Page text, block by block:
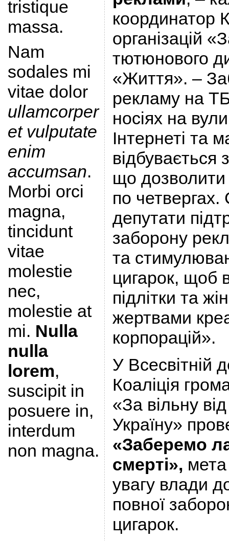
tristique
massa.
Nam
sodales mi
vitae dolor
ullamcorper
et vulputate
enim
accumsan.
Morbi orci
magna,
tincidunt
vitae
molestie
nec,
molestie at
mi. Nulla
nulla
lorem,
suscipit in
posuere in,
interdum
non magna.
координатор
організацій
тютюнового
«Життя». –
рекламу на
носіях на
Інтернеті та
відбувається
що
по
депутати
заборону
та
цигарок, щоб
підлітки та
жертвами
корпорацій».
У Всесвітній
Коаліція
«За вільну
Україну»
«Заберемо
смерті»,
увагу влади
повної
цигарок.